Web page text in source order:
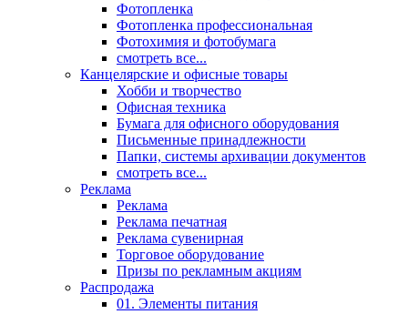
Фотопленка
Фотопленка профессиональная
Фотохимия и фотобумага
смотреть все...
Канцелярские и офисные товары
Хобби и творчество
Офисная техника
Бумага для офисного оборудования
Письменные принадлежности
Папки, системы архивации документов
смотреть все...
Реклама
Реклама
Реклама печатная
Реклама сувенирная
Торговое оборудование
Призы по рекламным акциям
Распродажа
01. Элементы питания